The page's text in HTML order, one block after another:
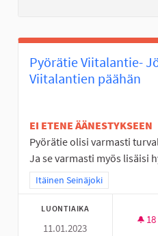
Pyörätie Viitalantie-
Viitalantien päähän
EI ETENE ÄÄNESTYKSEEN
Pyörätie olisi varmasti
Ja se varmasti myös lisäisi
Rajaa tulokset teeman
Itäinen Seinäjoki
LUONTIAIKA
11.01.2023
18